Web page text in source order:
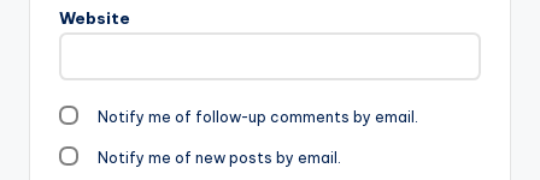
Website
Notify me of follow-up comments by email.
Notify me of new posts by email.